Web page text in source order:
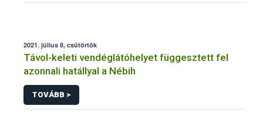
2021. július 8, csütörtök
Távol-keleti vendéglátóhelyet függesztett fel
azonnali hatállyal a Nébih
TOVÁBB >